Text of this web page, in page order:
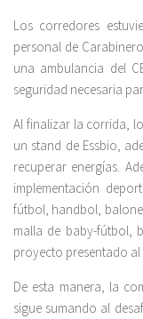
Los corredores
personal de
una ambulancia del
seguridad necesaria
Al finalizar la corrida,
un stand de Essbio,
recuperar energías.
implementación
fútbol, handbol,
malla de baby-fútbol,
proyecto presentado al
De esta manera, la
sigue sumando al